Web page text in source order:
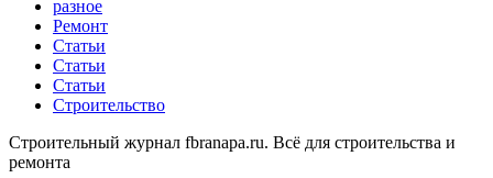
разное
Ремонт
Статьи
Статьи
Статьи
Строительство
Строительный журнал fbranapa.ru. Всё для строительства и
ремонта